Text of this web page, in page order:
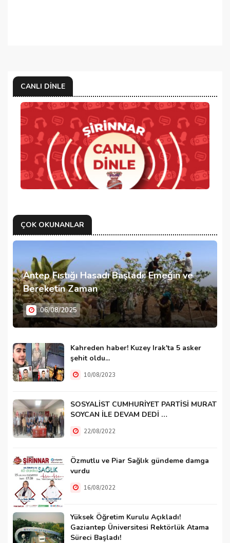
CANLI DINLE
ÇOK OKUNANLAR
Antep Fıstığı Hasadı Başladı: Emeğin ve
Bereketin Zaman
06/08/2025
Kahreden haber! Kuzey Irak'ta 5 asker
şehit oldu...
10/08/2023
SOSYALİST CUMHURİYET PARTİSİ MURAT
SOYCAN İLE DEVAM DEDİ …
22/08/2022
Özmutlu ve Piar Sağlık gündeme damga
vurdu
16/08/2022
Yüksek Öğretim Kurulu Açıkladı!
Gaziantep Üniversitesi Rektörlük Atama
Süreci Başladı!